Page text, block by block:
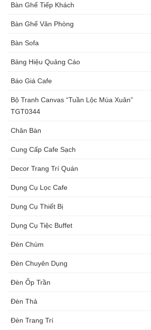
Bàn Ghế Tiếp Khách
Bàn Ghế Văn Phòng
Bàn Sofa
Bảng Hiệu Quảng Cáo
Báo Giá Cafe
Bộ Tranh Canvas “Tuần Lộc Mùa Xuân”
TGT0344
Chân Bàn
Cung Cấp Cafe Sạch
Decor Trang Trí Quán
Dụng Cụ Lọc Cafe
Dụng Cụ Thiết Bị
Dụng Cụ Tiệc Buffet
Đèn Chùm
Đèn Chuyên Dụng
Đèn Ốp Trần
Đèn Thả
Đèn Trang Trí